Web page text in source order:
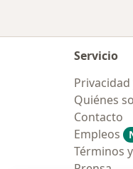
Servicio
Quiénes
Contacto
Empleos
Términos